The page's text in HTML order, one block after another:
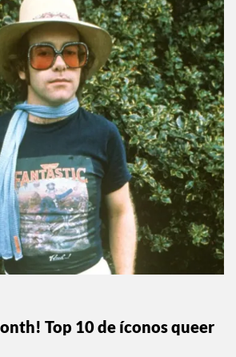
Top 10 de íconos queer